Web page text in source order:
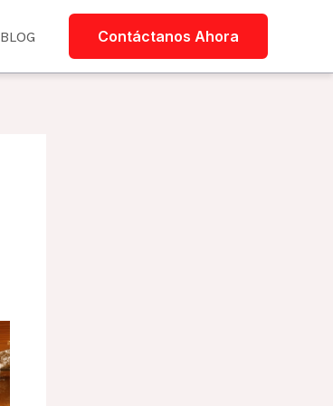
BLOG Contáctanos Ahora